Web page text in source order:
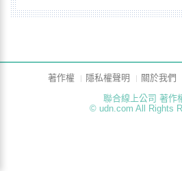
著作權 隱私權聲明 關於我們
聯合線上公司 著作
© udn.com All Rights